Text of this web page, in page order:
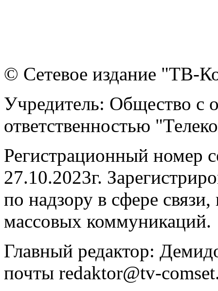
© Сетевое издание "ТВ-
Учредитель: Общество с
ответственностью
Регистрационный
27.10.2023г.
по надзору в сфере
массовых коммуникаций.
Главный редактор:
почты redaktor@tv-